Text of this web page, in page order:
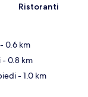
Ristoranti
- 0.6 km
- 0.8 km
- 1.0 km